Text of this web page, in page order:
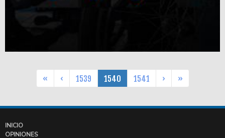
« ‹ 1539 1540 1541 › »
INICIO
OPINIONES